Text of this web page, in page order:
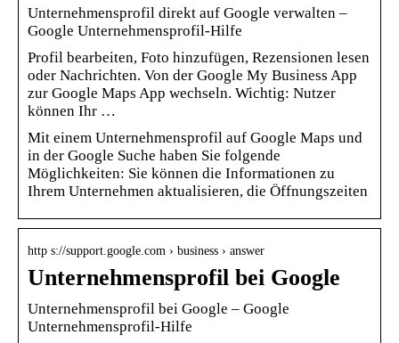
Unternehmensprofil direkt auf Google verwalten –
Google Unternehmensprofil-Hilfe
Profil bearbeiten, Foto hinzufügen, Rezensionen lesen
oder Nachrichten. Von der Google My Business App
zur Google Maps App wechseln. Wichtig: Nutzer
können Ihr …
Mit einem Unternehmensprofil auf Google Maps und
in der Google Suche haben Sie folgende
Möglichkeiten: Sie können die Informationen zu
Ihrem Unternehmen aktualisieren, die Öffnungszeiten
http s://support.google.com › business › answer
Unternehmensprofil bei Google
Unternehmensprofil bei Google – Google
Unternehmensprofil-Hilfe